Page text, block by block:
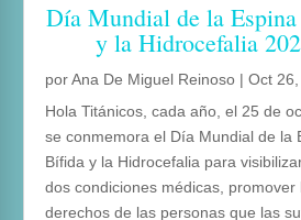
Día Mundial de la
y la Hidrocefalia
porAna De Miguel Reinoso |Oct
Hola Titánicos, cada año, el 25 de
se conmemora el Día Mundial de la
Bífida y la Hidrocefalia para
dos condiciones médicas, promover
derechos de las personas que las